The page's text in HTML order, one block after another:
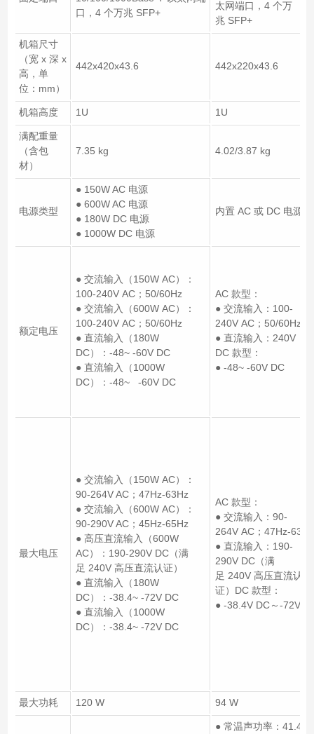
口，4 个万兆 SFP+
太网端口，4 个万
兆 SFP+
机箱尺寸
（宽 x 深 x
高，单
位：mm）
442x420x43.6 442x220x43.6
机箱高度 1U 1U
满配重量
（含包
材）
7.35 kg 4.02/3.87 kg
电源类型
● 150W AC 电源
● 600W AC 电源
● 180W DC 电源
● 1000W DC 电源
内置 AC 或 DC 电源
额定电压
● 交流输入（150W AC）：
100-240V AC；50/60Hz
● 交流输入（600W AC）：
100-240V AC；50/60Hz
● 直流输入（180W
DC）：-48~ -60V DC
● 直流输入（1000W
DC）：-48~ -60V DC
AC 款型：
● 交流输入：100-
240V AC；50/60Hz
● 直流输入：240V
DC 款型：
● -48~ -60V DC
最大电压
● 交流输入（150W AC）：
90-264V AC；47Hz-63Hz
● 交流输入（600W AC）：
90-290V AC；45Hz-65Hz
● 高压直流输入（600W
AC）：190-290V DC（满
足 240V 高压直流认证）
● 直流输入（180W
DC）：-38.4~ -72V DC
● 直流输入（1000W
DC）：-38.4~ -72V DC
AC 款型：
● 交流输入：90-
264V AC；47Hz-63Hz
● 直流输入：190-
290V DC（满
足 240V 高压直流认
证）DC 款型：
● -38.4V DC～-72V
最大功耗 120 W 94 W
● 常温声功率：41.42